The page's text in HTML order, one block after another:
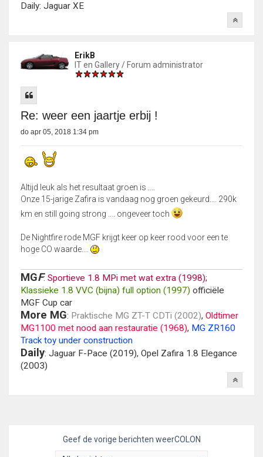
Daily: Jaguar XE
ErikB
IT en Gallery / Forum administrator
Re: weer een jaartje erbij !
do apr 05, 2018 1:34 pm
Altijd leuk als het resultaat groen is ....
Onze 15-jarige Zafira is vandaag nog groen gekeurd.... 290k
km en still going strong .... ongeveer toch
De Nightfire rode MGF krijgt keer op keer rood voor een te
hoge CO waarde....
MGF: Sportieve 1.8 MPi met wat extra (1998);
Klassieke 1.8 VVC (bijna) full option (1997) officiële
MGF Cup car
More MG: Praktische MG ZT-T CDTi (2002), Oldtimer
MG1100 met nood aan restauratie (1968), MG ZR160
Track toy under construction
Daily: Jaguar F-Pace (2019), Opel Zafira 1.8 Elegance
(2003)
Geef de vorige berichten weerCOLON